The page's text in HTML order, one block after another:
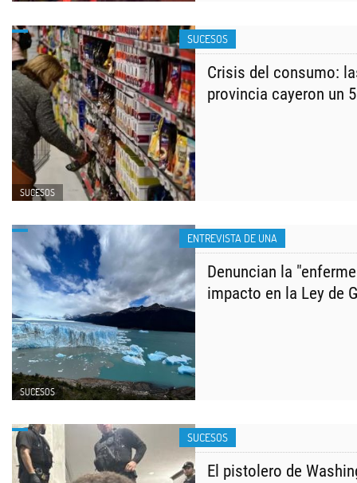
SUCESOS
SUCESOS
Crisis del consumo:
provincia cayeron un
ENTREVISTA DE UNA
SUCESOS
Denuncian la
impacto en la Ley de
SUCESOS
El pistolero de